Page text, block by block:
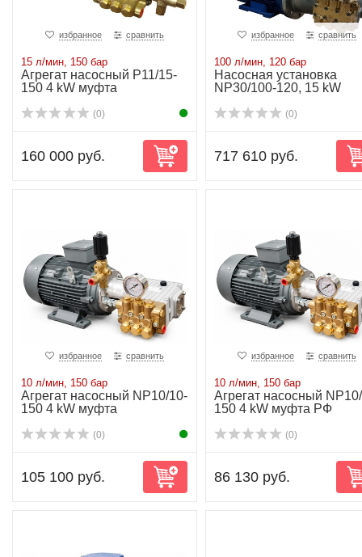
избранное сравнить
15 л/мин, 150 бар
Агрегат насосный P11/15-
150 4 kW муфта
(0)
160 000 руб.
избранное сравнить
100 л/мин, 120 бар
Насосная установка
NP30/100-120, 15 kW
(0)
717 610 руб.
избранное сравнить
10 л/мин, 150 бар
Агрегат насосный NP10/10-
150 4 kW муфта
(0)
105 100 руб.
избранное сравнить
10 л/мин, 150 бар
Агрегат насосный
150 4 kW муфта РФ
(0)
86 130 руб.